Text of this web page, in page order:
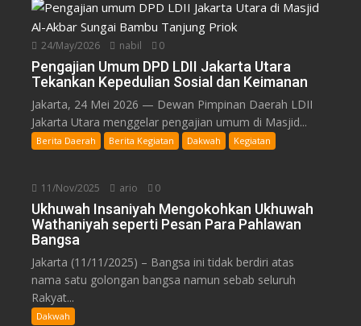
24/May/2026 nabil 0
Pengajian Umum DPD LDII Jakarta Utara
Tekankan Kepedulian Sosial dan Keimanan
Jakarta, 24 Mei 2026 — Dewan Pimpinan Daerah LDII
Jakarta Utara menggelar pengajian umum di Masjid...
Berita Daerah Berita Kegiatan Dakwah Kegiatan
11/Nov/2025 ario 0
Ukhuwah Insaniyah Mengokohkan Ukhuwah
Wathaniyah seperti Pesan Para Pahlawan
Bangsa
Jakarta (11/11/2025) – Bangsa ini tidak berdiri atas
nama satu golongan bangsa namun sebab seluruh
Rakyat...
Dakwah